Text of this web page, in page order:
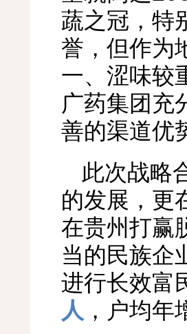
蔬之冠，特
誉，但作为
一、涩味较
广药集团充
善的渠道优
此次战略
的发展，更
在贵州打赢
当的民族企
进行长效富
人 ，户均年